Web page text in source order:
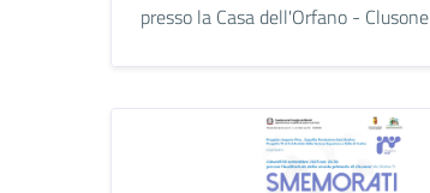
presso la Casa dell'Orfano - Clusone